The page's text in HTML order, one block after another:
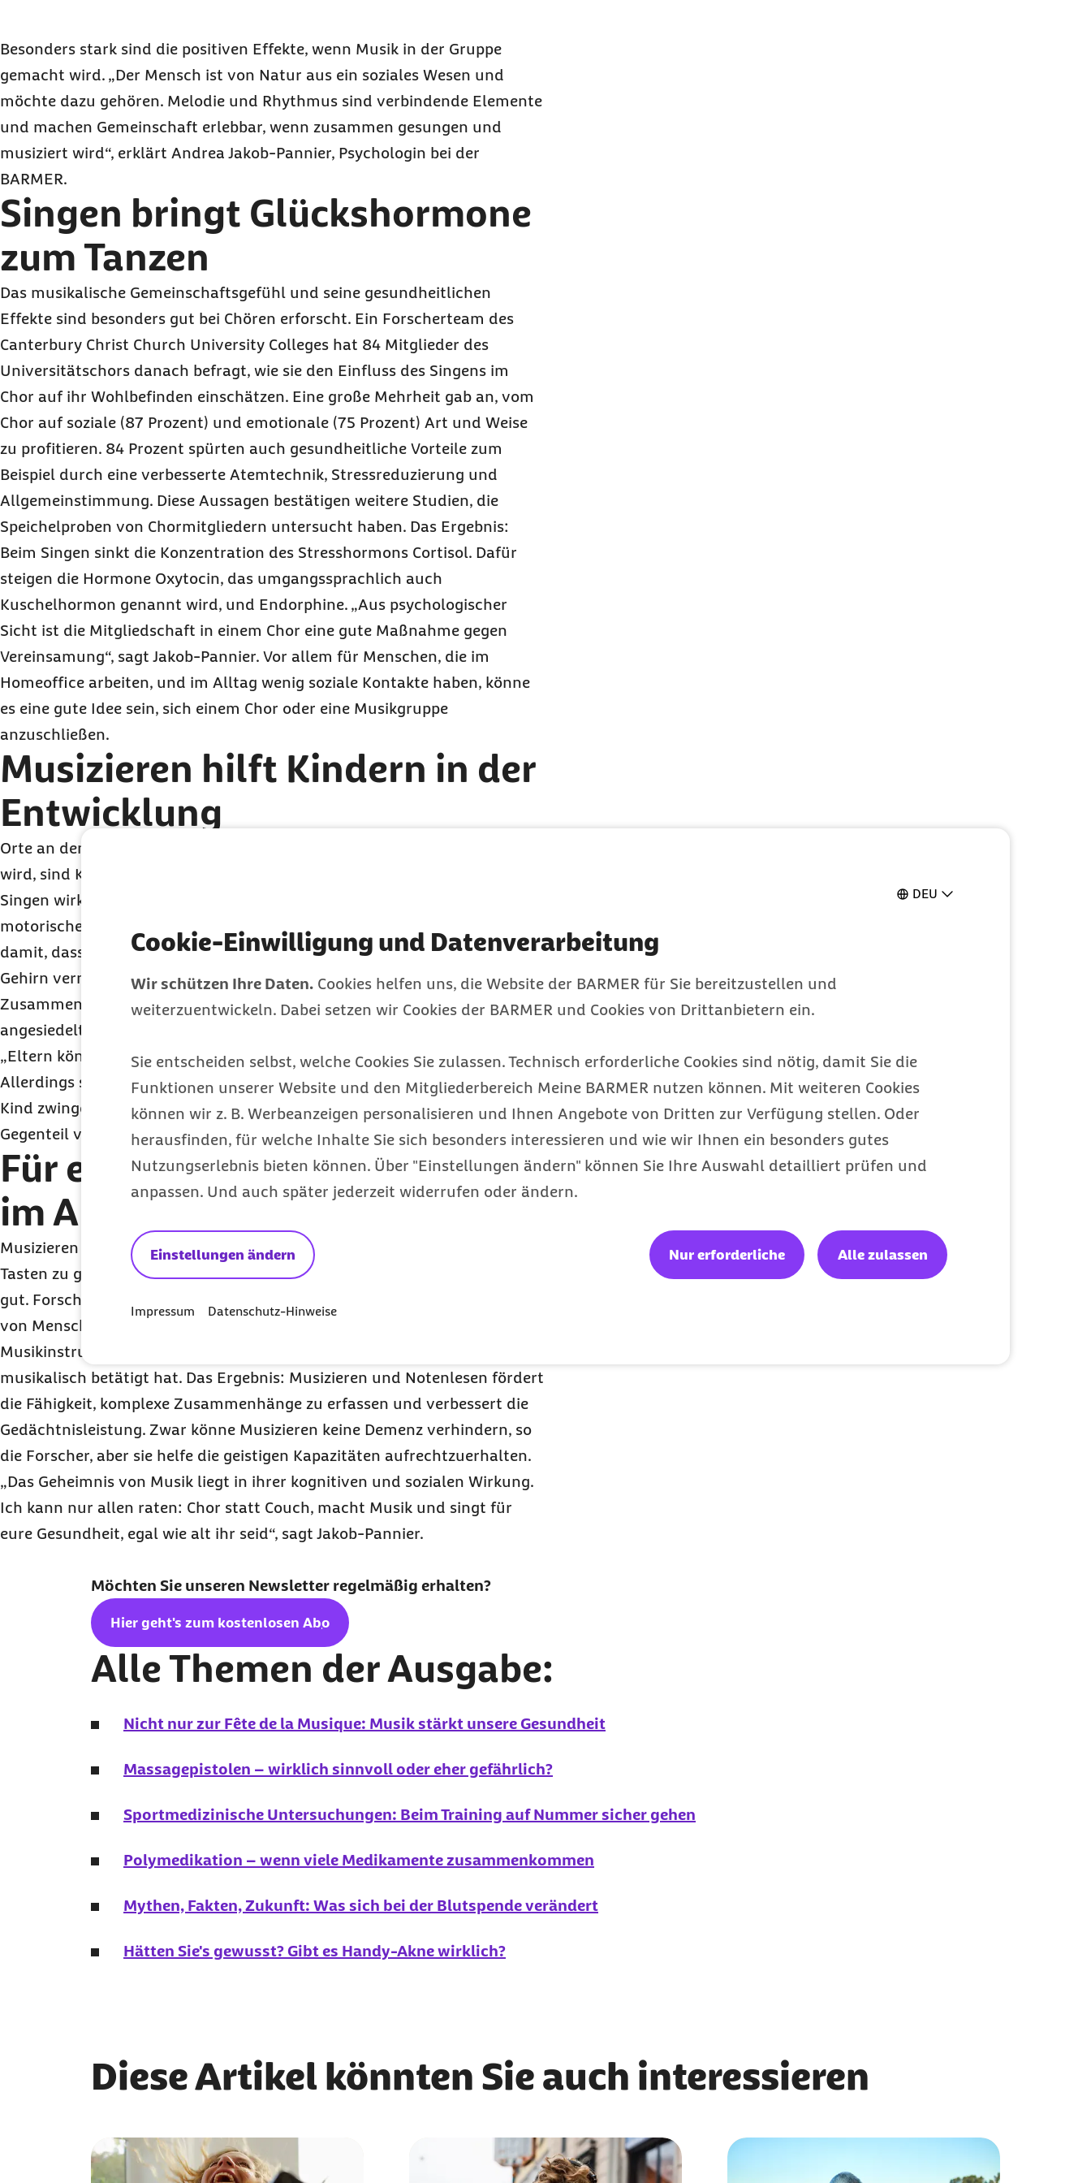
DEU
Cookie-Einwilligung und Datenverarbeitung
Wir schützen Ihre Daten. Cookies helfen uns, die Website der BARMER für Sie bereitzustellen und
weiterzuentwickeln. Dabei setzen wir Cookies der BARMER und Cookies von Drittanbietern ein.
Sie entscheiden selbst, welche Cookies Sie zulassen. Technisch erforderliche Cookies sind nötig, damit Sie die
Funktionen unserer Website und den Mitgliederbereich Meine BARMER nutzen können. Mit weiteren Cookies
können wir z. B. Werbeanzeigen personalisieren und Ihnen Angebote von Dritten zur Verfügung stellen. Oder
herausfinden, für welche Inhalte Sie sich besonders interessieren und wie wir Ihnen ein besonders gutes
Nutzungserlebnis bieten können. Über "Einstellungen ändern" können Sie Ihre Auswahl detailliert prüfen und
anpassen. Und auch später jederzeit widerrufen oder ändern.
Einstellungen ändern Nur erforderliche Alle zulassen
Impressum Datenschutz-Hinweise
Besonders stark sind die positiven Effekte, wenn Musik in der Gruppe
gemacht wird. „Der Mensch ist von Natur aus ein soziales Wesen und
möchte dazu gehören. Melodie und Rhythmus sind verbindende Elemente
und machen Gemeinschaft erlebbar, wenn zusammen gesungen und
musiziert wird“, erklärt Andrea Jakob-Pannier, Psychologin bei der
BARMER.
Singen bringt Glückshormone
zum Tanzen
Das musikalische Gemeinschaftsgefühl und seine gesundheitlichen
Effekte sind besonders gut bei Chören erforscht. Ein Forscherteam des
Canterbury Christ Church University Colleges hat 84 Mitglieder des
Universitätschors danach befragt, wie sie den Einfluss des Singens im
Chor auf ihr Wohlbefinden einschätzen. Eine große Mehrheit gab an, vom
Chor auf soziale (87 Prozent) und emotionale (75 Prozent) Art und Weise
zu profitieren. 84 Prozent spürten auch gesundheitliche Vorteile zum
Beispiel durch eine verbesserte Atemtechnik, Stressreduzierung und
Allgemeinstimmung. Diese Aussagen bestätigen weitere Studien, die
Speichelproben von Chormitgliedern untersucht haben. Das Ergebnis:
Beim Singen sinkt die Konzentration des Stresshormons Cortisol. Dafür
steigen die Hormone Oxytocin, das umgangssprachlich auch
Kuschelhormon genannt wird, und Endorphine. „Aus psychologischer
Sicht ist die Mitgliedschaft in einem Chor eine gute Maßnahme gegen
Vereinsamung“, sagt Jakob-Pannier. Vor allem für Menschen, die im
Homeoffice arbeiten, und im Alltag wenig soziale Kontakte haben, könne
es eine gute Idee sein, sich einem Chor oder eine Musikgruppe
anzuschließen.
Musizieren hilft Kindern in der
Entwicklung
Orte an denen ganz selbstverständlich zusammen gesungen und getanzt
wird, sind Kindergärten. Und das ist auch gut so. Denn Musizieren und
Singen wirkt sich positiv auf den Spracherwerb, das Gedächtnis und die
motorischen Fähigkeiten von Kindern aus. Neurologen erklären dies
damit, dass durch Singen und Musizieren bestimmte Nervenbahnen im
Gehirn vernetzt und vergrößert werden. Dies betrifft vor allem das
Zusammenwirken der Schläfenlappen, wo im Gehirn das Gehör
angesiedelt ist, und der Stirnlappen, wo das Bewegungszentrum sitzt.
„Eltern können ihr Kind gezielt fördern, wenn sie es an Musik heranführen.
Allerdings sollte die Freude dabei im Vordergrund stehen. Wenn Eltern ihr
Kind zwingen, ein Musikinstrument zu erlernen, erreichen sie meist das
Gegenteil von dem, was sie wollen“, rät die Psychologin.
Für ein Instrument ist es auch
im Alter nicht zu spät
Musizieren ist keine Frage des Alters. Auch für Betagte lohnt es sich, in die
Tasten zu greifen oder die Saiten zu zupfen. Denn auch im Alter tut Musik
gut. Forscher der University of Exeter untersuchten die Gehirn-Funktion
von Menschen um die 68 Jahren. Sie bildeten dabei eine Gruppe, die ein
Musikinstrument spielten, und einer Vergleichsgruppe, die sich noch nie
musikalisch betätigt hat. Das Ergebnis: Musizieren und Notenlesen fördert
die Fähigkeit, komplexe Zusammenhänge zu erfassen und verbessert die
Gedächtnisleistung. Zwar könne Musizieren keine Demenz verhindern, so
die Forscher, aber sie helfe die geistigen Kapazitäten aufrechtzuerhalten.
„Das Geheimnis von Musik liegt in ihrer kognitiven und sozialen Wirkung.
Ich kann nur allen raten: Chor statt Couch, macht Musik und singt für
eure Gesundheit, egal wie alt ihr seid“, sagt Jakob-Pannier.
Möchten Sie unseren Newsletter regelmäßig erhalten?
Hier geht's zum kostenlosen Abo
Alle Themen der Ausgabe:
Nicht nur zur Fête de la Musique: Musik stärkt unsere Gesundheit
Massagepistolen – wirklich sinnvoll oder eher gefährlich?
Sportmedizinische Untersuchungen: Beim Training auf Nummer sicher gehen
Polymedikation – wenn viele Medikamente zusammenkommen
Mythen, Fakten, Zukunft: Was sich bei der Blutspende verändert
Hätten Sie's gewusst? Gibt es Handy-Akne wirklich?
Diese Artikel könnten Sie auch interessieren